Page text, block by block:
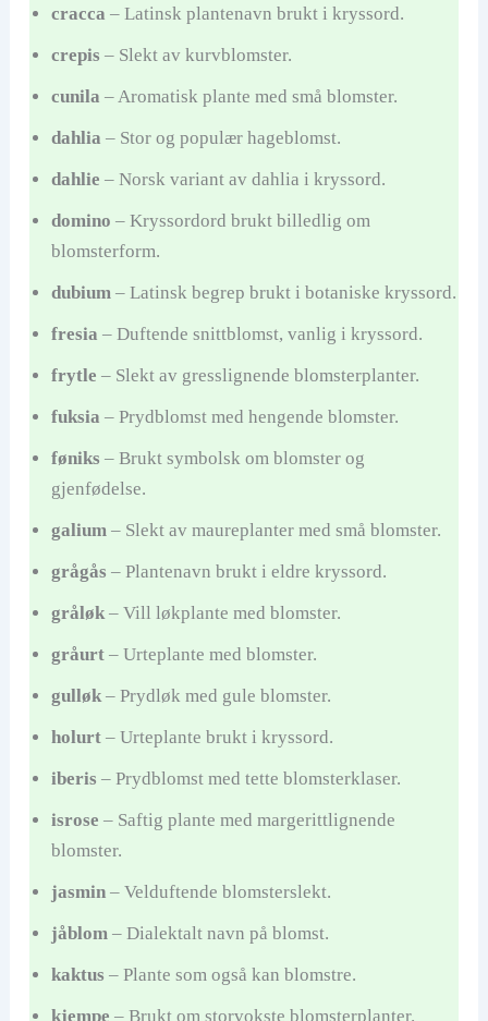
cracca – Latinsk plantenavn brukt i kryssord.
crepis – Slekt av kurvblomster.
cunila – Aromatisk plante med små blomster.
dahlia – Stor og populær hageblomst.
dahlie – Norsk variant av dahlia i kryssord.
domino – Kryssordord brukt billedlig om
blomsterform.
dubium– Latinsk begrep brukt i botaniske kryssord.
fresia – Duftende snittblomst, vanlig i kryssord.
frytle – Slekt av gresslignende blomsterplanter.
fuksia – Prydblomst med hengende blomster.
føniks – Brukt symbolsk om blomster og
gjenfødelse.
galium– Slekt av maureplanter med små blomster.
grågås – Plantenavn brukt i eldre kryssord.
gråløk– Vill løkplante med blomster.
gråurt– Urteplante med blomster.
gulløk– Prydløk med gule blomster.
holurt– Urteplante brukt i kryssord.
iberis – Prydblomst med tette blomsterklaser.
isrose – Saftig plante med margerittlignende
blomster.
jasmin– Velduftende blomsterslekt.
jåblom– Dialektalt navn på blomst.
kaktus – Plante som også kan blomstre.
kjempe – Brukt om storvokste blomsterplanter.